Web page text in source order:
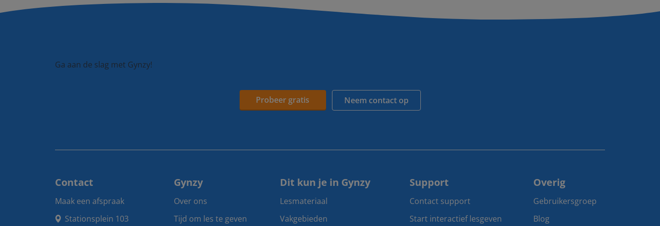
Ga aan de slag met Gynzy!
Probeer gratis Neem contact op
Contact
Maak een afspraak
Stationsplein 103
Gynzy
Over ons
Tijd om les te geven
Dit kun je in Gynzy
Lesmateriaal
Vakgebieden
Support
Contact support
Start interactief lesgeven
Overig
Gebruikersgroep
Blog